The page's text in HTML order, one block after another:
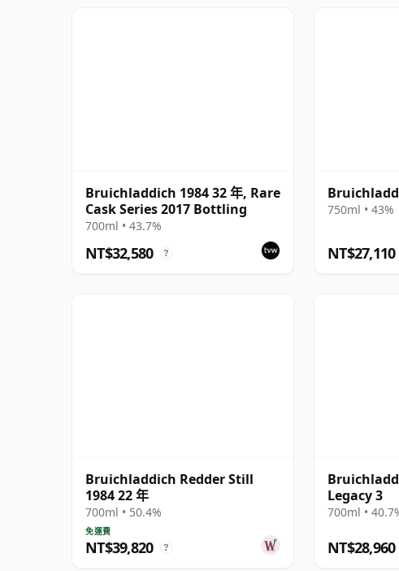
Bruichladdich 1984 32 年, Rare
Cask Series 2017 Bottling
700ml • 43.7%
NT$32,580 ?
750ml • 43%
NT$27,110
Bruichladdich Redder Still
1984 22 年
700ml • 50.4%
免運費
NT$39,820 ?
Legacy 3
700ml •
NT$28,960